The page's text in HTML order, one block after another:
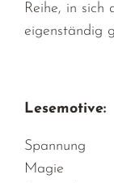
Reihe, in sich
eigenständig
Lesemotive:
Spannung
Magie